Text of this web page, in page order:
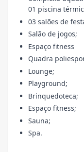
01 piscina
03 salões de
Salão de jogos;
Espaço fitness
Quadra
Lounge;
Playground;
Brinquedoteca;
Espaço fitness;
Sauna;
Spa.